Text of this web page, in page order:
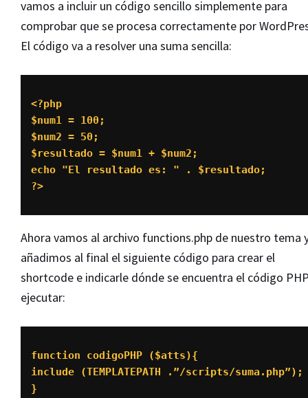
vamos a incluir un código sencillo simplemente para
comprobar que se procesa correctamente por
El código va a resolver una suma sencilla:
<?php
$num1 = 100;
$num2 = 50;
$resultado = $num1 + $num2;
echo "El resultado es: " . $resultado;
?>
Ahora vamos al archivo functions.php de nuestro tema
añadimos al final el siguiente código para crear el
shortcode e indicarle dónde se encuentra el código
ejecutar:
function codigoPHP ($atts){
include (TEMPLATEPATH .”/scripts/
}